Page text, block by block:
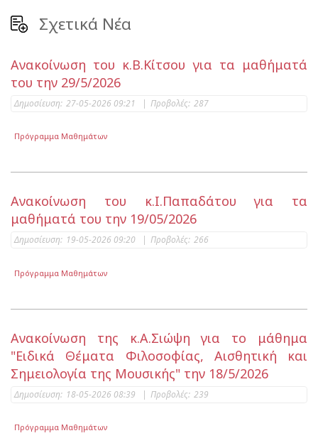
Σχετικά Νέα
Ανακοίνωση του κ.Β.Κίτσου για τα μαθήματά
του την 29/5/2026
Δημοσίευση: 27-05-2026 09:21 | Προβολές: 287
Πρόγραμμα Μαθημάτων
Ανακοίνωση του κ.Ι.Παπαδάτου για τα
μαθήματά του την 19/05/2026
Δημοσίευση: 19-05-2026 09:20 | Προβολές: 266
Πρόγραμμα Μαθημάτων
Ανακοίνωση της κ.Α.Σιώψη για το μάθημα
"Ειδικά Θέματα Φιλοσοφίας, Αισθητική και
Σημειολογία της Μουσικής" την 18/5/2026
Δημοσίευση: 18-05-2026 08:39 | Προβολές: 239
Πρόγραμμα Μαθημάτων